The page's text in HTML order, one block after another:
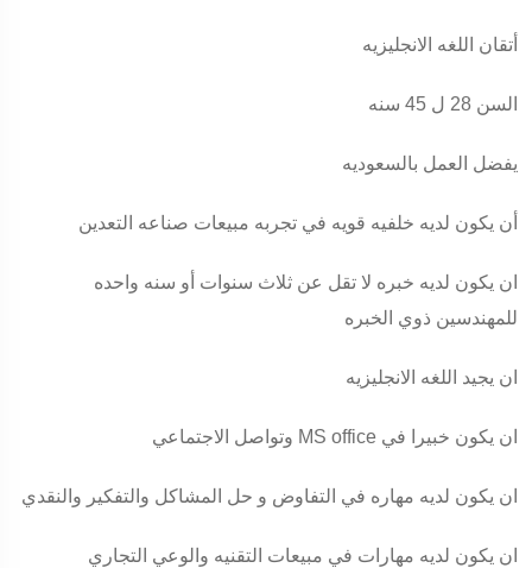
أتقان اللغه الانجليزيه
السن 28 ل 45 سنه
يفضل العمل بالسعوديه
أن يكون لديه خلفيه قويه في تجربه مبيعات صناعه التعدين
ان يكون لديه خبره لا تقل عن ثلاث سنوات أو سنه واحده
للمهندسين ذوي الخبره
ان يجيد اللغه الانجليزيه
ان يكون خبيرا في MS office وتواصل الاجتماعي
ان يكون لديه مهاره في التفاوض و حل المشاكل والتفكير والنقدي
ان يكون لديه مهارات في مبيعات التقنيه والوعي التجاري